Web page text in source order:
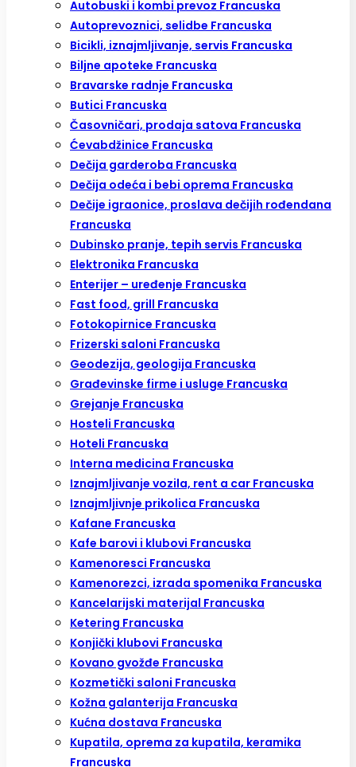
Autobuski i kombi prevoz Francuska
Autoprevoznici, selidbe Francuska
Bicikli, iznajmljivanje, servis Francuska
Biljne apoteke Francuska
Bravarske radnje Francuska
Butici Francuska
Časovničari, prodaja satova Francuska
Ćevabdžinice Francuska
Dečija garderoba Francuska
Dečija odeća i bebi oprema Francuska
Dečije igraonice, proslava dečijih rođendana
Francuska
Dubinsko pranje, tepih servis Francuska
Elektronika Francuska
Enterijer – uređenje Francuska
Fast food, grill Francuska
Fotokopirnice Francuska
Frizerski saloni Francuska
Geodezija, geologija Francuska
Građevinske firme i usluge Francuska
Grejanje Francuska
Hosteli Francuska
Hoteli Francuska
Interna medicina Francuska
Iznajmljivanje vozila, rent a car Francuska
Iznajmljivnje prikolica Francuska
Kafane Francuska
Kafe barovi i klubovi Francuska
Kamenoresci Francuska
Kamenorezci, izrada spomenika Francuska
Kancelarijski materijal Francuska
Ketering Francuska
Konjički klubovi Francuska
Kovano gvožđe Francuska
Kozmetički saloni Francuska
Kožna galanterija Francuska
Kućna dostava Francuska
Kupatila, oprema za kupatila, keramika
Francuska